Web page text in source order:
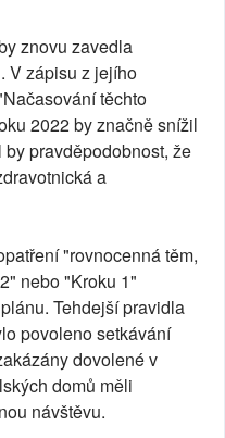
znovu zavedla
V zápisu z jejího
těchto
2022 by značně snížil
pravděpodobnost, že
a
"rovnocenná těm,
nebo "Kroku 1"
Tehdejší pravidla
povoleno setkávání
dovolené v
domů měli
návštěvu.